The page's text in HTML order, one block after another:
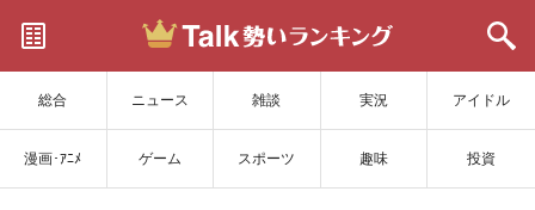
総合 ニュース 雑談 実況 アイドル
漫画･ｱﾆﾒ ゲーム スポーツ 趣味 投資
サイトを更新